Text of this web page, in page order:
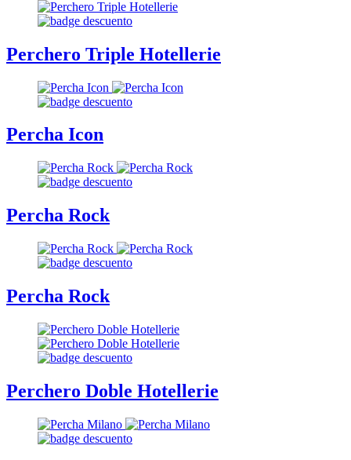
Perchero Triple Hotellerie
Percha Icon
Percha Rock
Percha Rock
Perchero Doble Hotellerie